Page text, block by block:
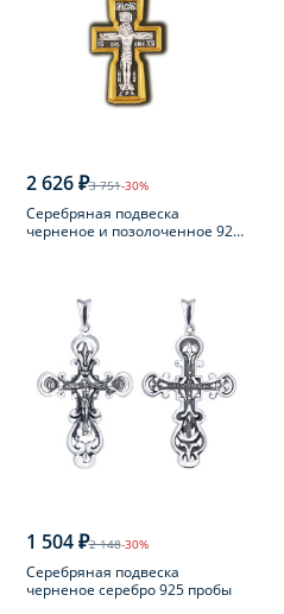
2 626 ₽3 751-30%
Серебряная подвеска
черненое и позолоченное 925
1 504 ₽2 148-30%
Серебряная подвеска
черненое серебро 925 пробы